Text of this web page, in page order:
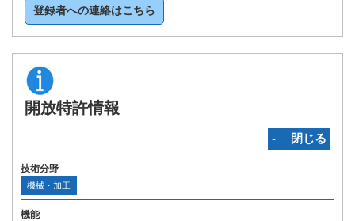
登録者への連絡はこちら
開放特許情報
‐ 閉じる
技術分野
機械・加工
機能